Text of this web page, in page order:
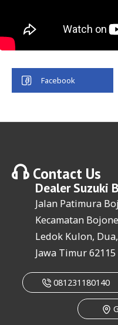
Contact Us
DealerSuzuki
Jalan Patimura
Kecamatan
Ledok Kulon,
Jawa Timur 62115
081231180140